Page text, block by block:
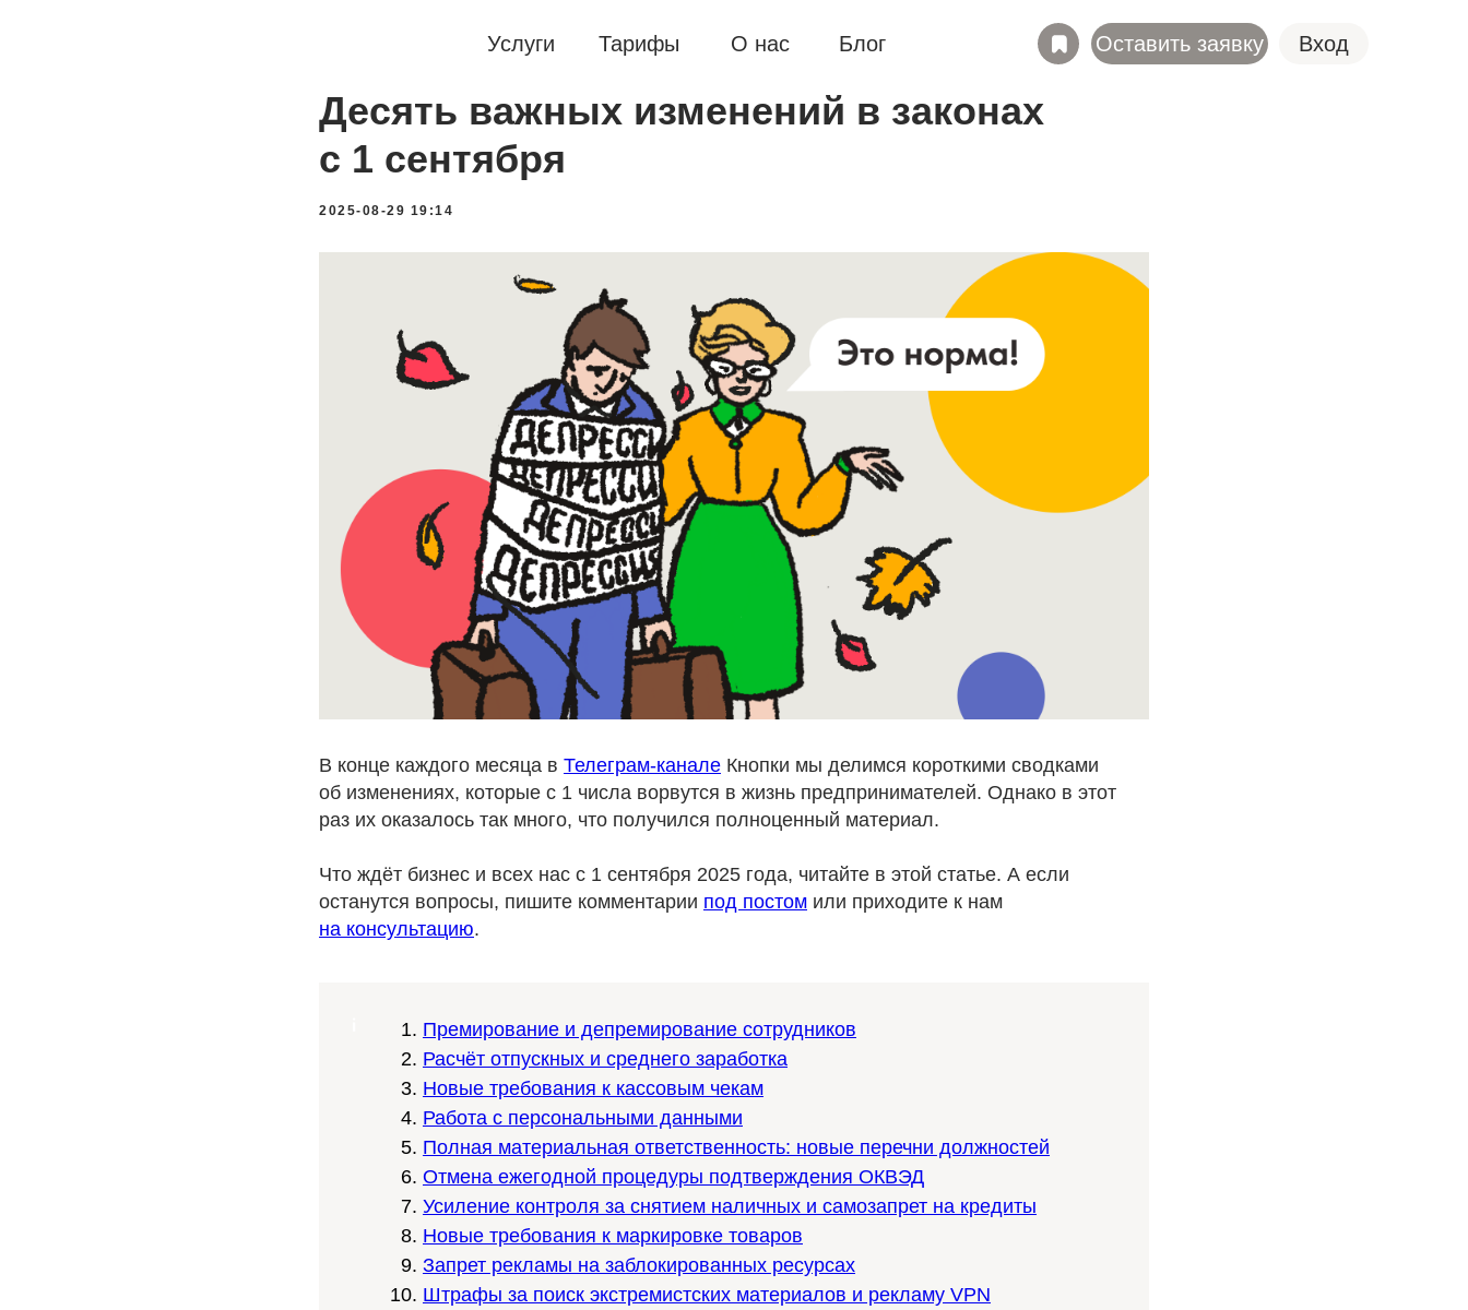
Вход
Оставить заявку
Услуги Тарифы О нас Блог
Десять важных изменений в законах
с 1 сентября
2025-08-29 19:14
В конце каждого месяца в Телеграм-канале Кнопки мы делимся короткими сводками
об изменениях, которые с 1 числа ворвутся в жизнь предпринимателей. Однако в этот
раз их оказалось так много, что получился полноценный материал.
Что ждёт бизнес и всех нас с 1 сентября 2025 года, читайте в этой статье. А если
останутся вопросы, пишите комментарии под постом или приходите к нам
на консультацию.
Премирование и депремирование сотрудников
Расчёт отпускных и среднего заработка
Новые требования к кассовым чекам
Работа с персональными данными
Полная материальная ответственность: новые перечни должностей
Отмена ежегодной процедуры подтверждения ОКВЭД
Усиление контроля за снятием наличных и самозапрет на кредиты
Новые требования к маркировке товаров
Запрет рекламы на заблокированных ресурсах
Штрафы за поиск экстремистских материалов и рекламу VPN